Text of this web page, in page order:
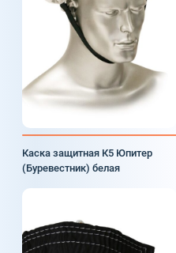
Каска защитная К5 Юпитер
(Буревестник) белая